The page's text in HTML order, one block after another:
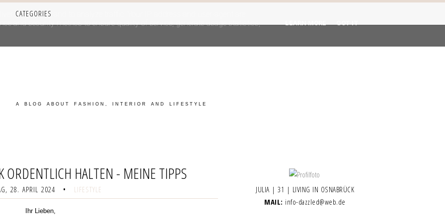
CATEGORIES
A BLOG ABOUT FASHION, INTERIOR AND LIFESTYLE
ORDENTLICH HALTEN - MEINE TIPPS
28. APRIL 2024 • LIFESTYLE
Ihr Lieben,
JULIA | 31 | LIVING IN OSNABRÜCK
MAIL: info-dazzled@web.de
its services and to analyze traffic. Your IP address and user-agent are
and security metrics to ensure quality of service, generate usage statistics,
LEARN MORE GOT IT